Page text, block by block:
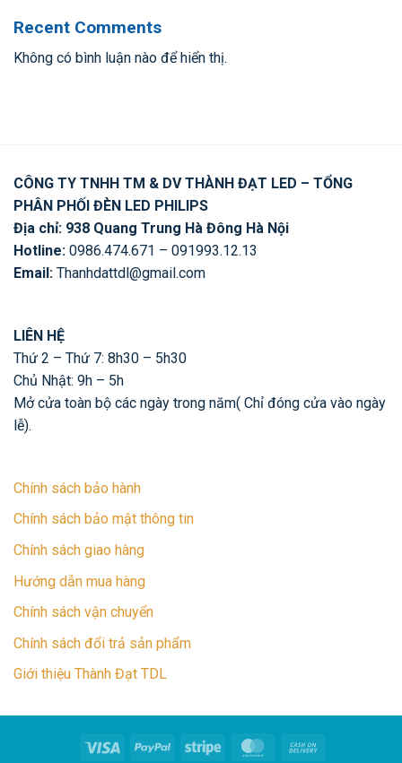
Recent Comments
Không có bình luận nào để hiển thị.
CÔNG TY TNHH TM & DV THÀNH ĐẠT LED – TỔNG
PHÂN PHỐI ĐÈN LED PHILIPS
Địa chỉ: 938 Quang Trung Hà Đông Hà Nội
Hotline: 0986.474.671 – 091993.12.13
Email: Thanhdattdl@gmail.com
LIÊN HỆ
Thứ 2 – Thứ 7: 8h30 – 5h30
Chủ Nhật: 9h – 5h
Mở cửa toàn bộ các ngày trong năm( Chỉ đóng cửa vào ngày
lễ).
Chính sách bảo hành
Chính sách bảo mật thông tin
Chính sách giao hàng
Hướng dẫn mua hàng
Chính sách vận chuyển
Chính sách đổi trả sản phẩm
Giới thiệu Thành Đạt TDL
Visa PayPal Stripe MasterCard